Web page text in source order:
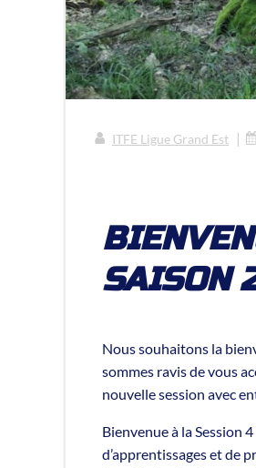
ITFE Ligue Grand Est |
SAISON
Nous souhaitons la
sommes ravis de vous
nouvelle session avec
Bienvenue à la Session
d’apprentissages et de